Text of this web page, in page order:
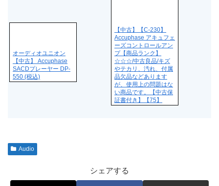
オーディオユニオン
【中古】 Accuphase
SACDプレーヤー DP-
550 (税込)
【中古】【C-230】
Accuphase アキュフェ
ーズコントロールアン
プ【商品ランク】
☆☆☆/中古良品/キズ
やテカリ、汚れ、付属
品欠品などあります
が、使用上の問題はな
い商品です。【中古保
証書付き】【75】
Audio
シェアする